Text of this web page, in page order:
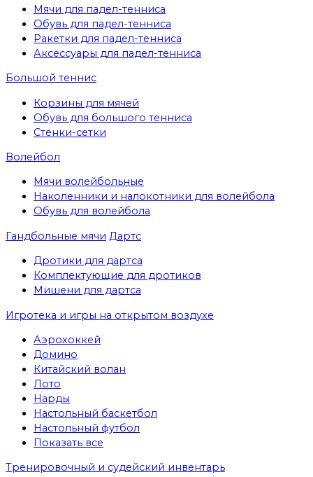
Мячи для падел-тенниса
Обувь для падел-тенниса
Ракетки для падел-тенниса
Аксессуары для падел-тенниса
Большой теннис
Корзины для мячей
Обувь для большого тенниса
Стенки-сетки
Волейбол
Мячи волейбольные
Наколенники и налокотники для волейбола
Обувь для волейбола
Гандбольные мячи Дартс
Дротики для дартса
Комплектующие для дротиков
Мишени для дартса
Игротека и игры на открытом воздухе
Аэрохоккей
Домино
Китайский волан
Лото
Нарды
Настольный баскетбол
Настольный футбол
Показать все
Тренировочный и судейский инвентарь